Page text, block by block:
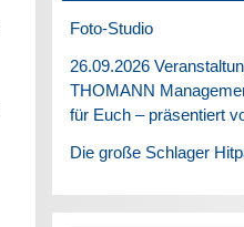
Foto-Studio
26.09.2026
THOMANN
für Euch – präsentiert
Die große Schlager